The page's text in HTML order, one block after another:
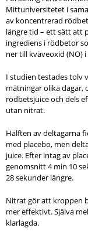
Mittuniversitetet i
av koncentrerad
längre tid – ett sätt att
ingrediens i rödbetor
ner till kväveoxid (NO)
I studien testades tolv
mätningar olika dagar,
rödbetsjuice och dels
utan nitrat.
Hälften av deltagarna
med placebo, men
juice. Efter intag av
genomsnitt 4 min 10
28 sekunder längre.
Nitrat gör att kroppen
mer effektivt. Själva
klarlagda.